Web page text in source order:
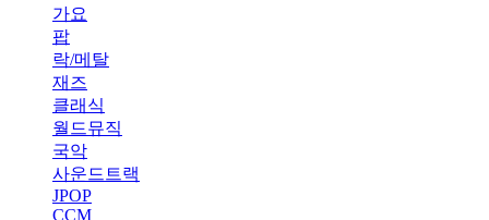
가요
팝
락/메탈
재즈
클래식
월드뮤직
국악
사운드트랙
JPOP
CCM